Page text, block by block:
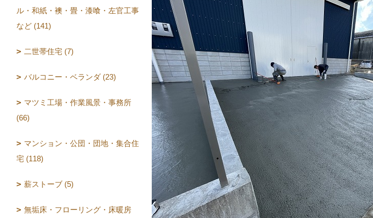
ル・和紙・襖・畳・漆喰・左官工事
など (141)
二世帯住宅 (7)
バルコニー・ベランダ (23)
マツミ工場・作業風景・事務所
(66)
マンション・公団・団地・集合住
宅 (118)
薪ストーブ (5)
無垢床・フローリング・床暖房